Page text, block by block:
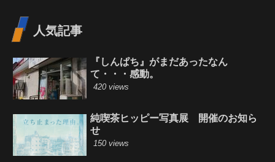
人気記事
『しんぱち』がまだあったなん
て・・・感動。
420 views
純喫茶ヒッピー写真展 開催のお知ら
せ
150 views